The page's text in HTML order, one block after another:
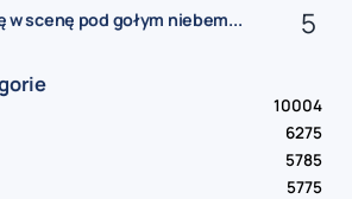
w scenę pod gołym niebem...
10004
6275
5785
5775